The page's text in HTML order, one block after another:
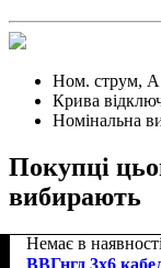
Ном. струм,
Крива
Номінальна
Покупці
вибирають
Немає в наявності